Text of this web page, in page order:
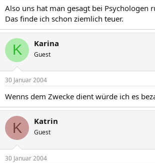
Also uns hat man gesagt bei Psychologen
Das finde ich schon ziemlich teuer.
K Karina
Guest
30 Januar 2004
Wenns dem Zwecke dient würde ich es
K Katrin
Guest
30 Januar 2004